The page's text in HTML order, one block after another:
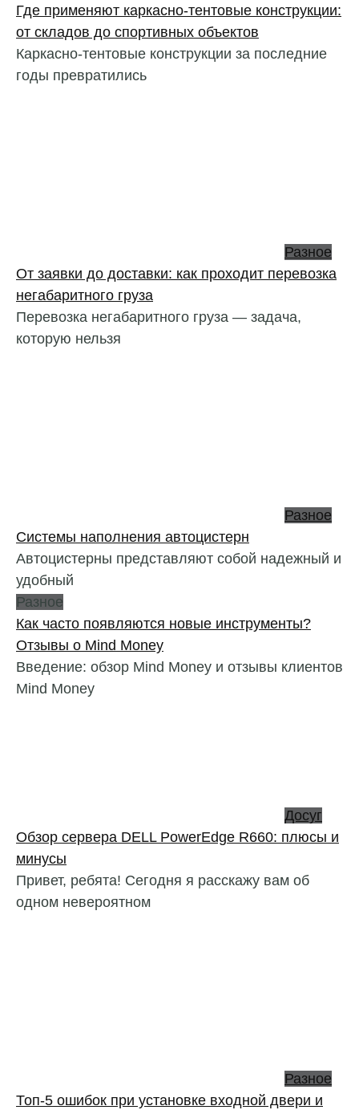
Где применяют каркасно‑тентовые конструкции:
от складов до спортивных объектов
Каркасно‑тентовые конструкции за последние
годы превратились
Разное
От заявки до доставки: как проходит перевозка
негабаритного груза
Перевозка негабаритного груза — задача,
которую нельзя
Разное
Системы наполнения автоцистерн
Автоцистерны представляют собой надежный и
удобный
Разное
Как часто появляются новые инструменты?
Отзывы о Mind Money
Введение: обзор Mind Money и отзывы клиентов
Mind Money
Досуг
Обзор сервера DELL PowerEdge R660: плюсы и
минусы
Привет, ребята! Сегодня я расскажу вам об
одном невероятном
Разное
Топ-5 ошибок при установке входной двери и